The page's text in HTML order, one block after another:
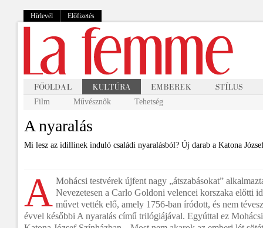
Hírlevél Előfizetés
Film Művésznők Tehetség
A nyaralás
Mi lesz az idillinek induló családi nyaralásból? Új darab a Katona
A Mohácsi testvérek újfent nagy „átszabásokat”
Nevezetesen a Carlo Goldoni velencei korszaka előtti
művet vették elő, amely 1756-ban íródott, és nem
évvel későbbi A nyaralás című trilógiájával. Egyúttal ez Mohácsi